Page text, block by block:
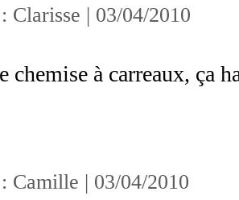
Clarisse | 03/04/2010
chemise à carreaux, ça
Camille | 03/04/2010